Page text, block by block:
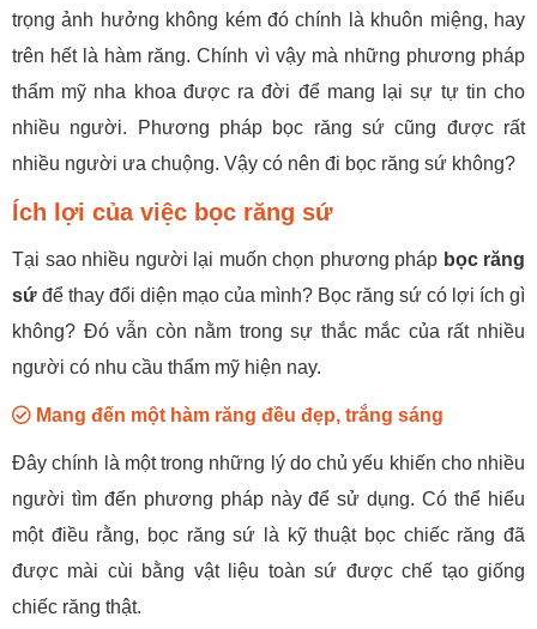
trọng ảnh hưởng không kém đó chính là khuôn miệng, hay
trên hết là hàm răng. Chính vì vậy mà những phương pháp
thẩm mỹ nha khoa được ra đời để mang lại sự tự tin cho
nhiều người. Phương pháp bọc răng sứ cũng được rất
nhiều người ưa chuộng. Vậy có nên đi bọc răng sứ không?
Ích lợi của việc bọc răng sứ
Tại sao nhiều người lại muốn chọn phương pháp bọc răng
sứ để thay đổi diện mạo của mình? Bọc răng sứ có lợi ích gì
không? Đó vẫn còn nằm trong sự thắc mắc của rất nhiều
người có nhu cầu thẩm mỹ hiện nay.
Mang đến một hàm răng đều đẹp, trắng sáng
Đây chính là một trong những lý do chủ yếu khiến cho nhiều
người tìm đến phương pháp này để sử dụng. Có thể hiểu
một điều rằng, bọc răng sứ là kỹ thuật bọc chiếc răng đã
được mài cùi bằng vật liệu toàn sứ được chế tạo giống
chiếc răng thật.